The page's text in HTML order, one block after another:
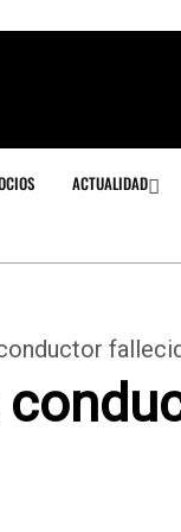
ACTUALIDAD